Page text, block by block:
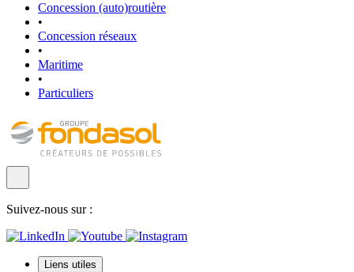
Concession (auto)routière
•
Concession réseaux
•
Maritime
•
Particuliers
Suivez-nous sur :
Liens utiles